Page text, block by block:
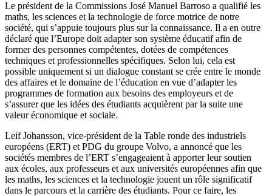
Le président de la Commissions José Manuel Barroso a qualifié les
maths, les sciences et la technologie de force motrice de notre
société, qui s’appuie toujours plus sur la connaissance. Il a en outre
déclaré que l’Europe doit adapter son système éducatif afin de
former des personnes compétentes, dotées de compétences
techniques et professionnelles spécifiques. Selon lui, cela est
possible uniquement si un dialogue constant se crée entre le monde
des affaires et le domaine de l’éducation en vue d’adapter les
programmes de formation aux besoins des employeurs et de
s’assurer que les idées des étudiants acquièrent par la suite une
valeur économique et sociale.
Leif Johansson, vice-président de la Table ronde des industriels
européens (ERT) et PDG du groupe Volvo, a annoncé que les
sociétés membres de l’ERT s’engageaient à apporter leur soutien
aux écoles, aux professeurs et aux universités européennes afin que
les maths, les sciences et la technologie jouent un rôle significatif
dans le parcours et la carrière des étudiants. Pour ce faire, les